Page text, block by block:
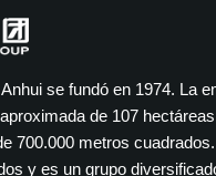
se fundó en 1974. La
de 107
700.000 metros
y es un grupo